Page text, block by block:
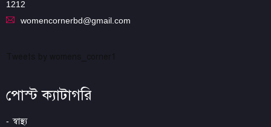
1212
womencornerbd@gmail.com
পোস্ট ক্যাটাগরি
স্বাস্থ্য